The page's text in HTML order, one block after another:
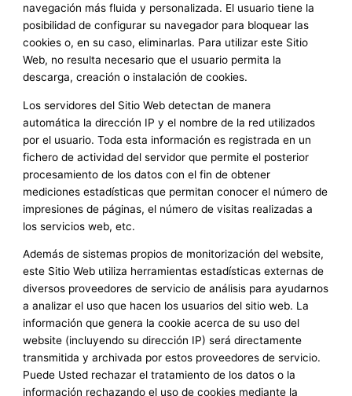
navegación más fluida y personalizada. El usuario tiene la
posibilidad de configurar su navegador para bloquear las
cookies o, en su caso, eliminarlas. Para utilizar este Sitio
Web, no resulta necesario que el usuario permita la
descarga, creación o instalación de cookies.
Los servidores del Sitio Web detectan de manera
automática la dirección IP y el nombre de la red utilizados
por el usuario. Toda esta información es registrada en un
fichero de actividad del servidor que permite el posterior
procesamiento de los datos con el fin de obtener
mediciones estadísticas que permitan conocer el número de
impresiones de páginas, el número de visitas realizadas a
los servicios web, etc.
Además de sistemas propios de monitorización del website,
este Sitio Web utiliza herramientas estadísticas externas de
diversos proveedores de servicio de análisis para ayudarnos
a analizar el uso que hacen los usuarios del sitio web. La
información que genera la cookie acerca de su uso del
website (incluyendo su dirección IP) será directamente
transmitida y archivada por estos proveedores de servicio.
Puede Usted rechazar el tratamiento de los datos o la
información rechazando el uso de cookies mediante la